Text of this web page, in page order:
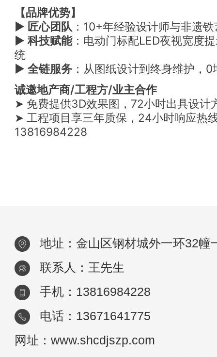
【品牌优势】
▶ 匠心团队 ：10+年经验设计师与非遗
▶ 科技赋能：电动门标配LED夜视宽度
统
▶ 全链服务 ：从图纸设计到终身维护，0
诚邀地产商/工程方/业主合作
➤ 免费提供3D效果图，72小时出具设计
➤ 工程项目享三年质保，24小时响应热
13816984228
地址：金山区钢材城外一环32幢
联系人：王先生
手机：13816984228
电话：13671641775
网址：www.shcdjszp.com